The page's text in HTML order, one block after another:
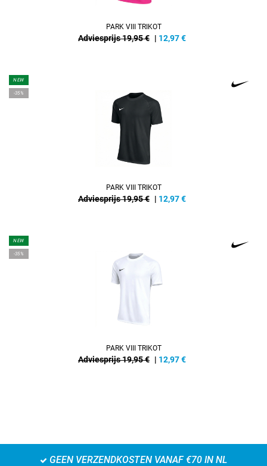
PARK VIII TRIKOT
Adviesprijs 19,95 € | 12,97€
NEW
-35%
PARK VIII TRIKOT
Adviesprijs 19,95 € | 12,97€
NEW
-35%
PARK VIII TRIKOT
Adviesprijs 19,95 € | 12,97€
GEEN VERZENDKOSTEN VANAF €70 IN NL